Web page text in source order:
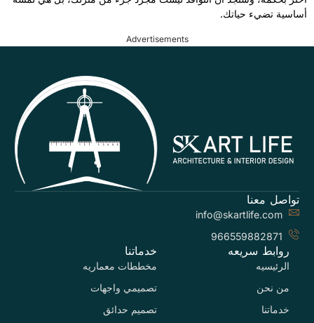
أساسية تضيء حياتك.
Advertisements
تواصل معنا
info@skartlife.com
966559882871
روابط سريعه
الرئيسيه
من نحن
خدماتنا
خدماتنا
مخططات معماريه
تصميمي واجهات
تصميم حدائق